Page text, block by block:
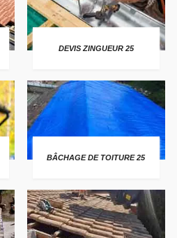
DEVIS ZINGUEUR 25
BÂCHAGE DE TOITURE 25